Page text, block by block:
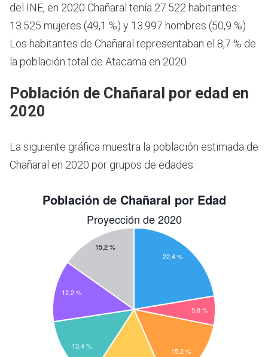
del INE, en 2020 Chañaral tenía 27.522 habitantes:
13.525 mujeres (49,1 %) y 13.997 hombres (50,9 %).
Los habitantes de Chañaral representaban el 8,7 % de
la población total de Atacama en 2020.
Población de Chañaral por edad en
2020
La siguiente gráfica muestra la población estimada de
Chañaral en 2020 por grupos de edades.